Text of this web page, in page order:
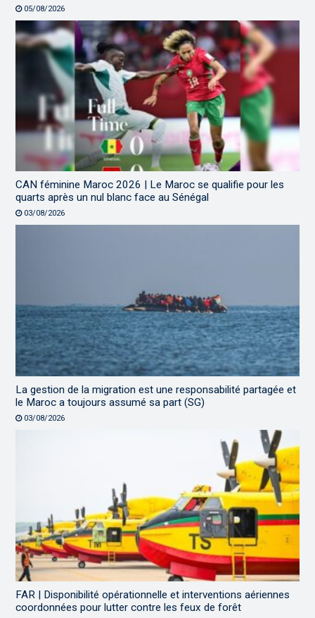
05/08/2026
CAN féminine Maroc 2026 | Le Maroc se qualifie pour les
quarts après un nul blanc face au Sénégal
03/08/2026
La gestion de la migration est une responsabilité partagée et
le Maroc a toujours assumé sa part (SG)
03/08/2026
FAR | Disponibilité opérationnelle et interventions aériennes
coordonnées pour lutter contre les feux de forêt